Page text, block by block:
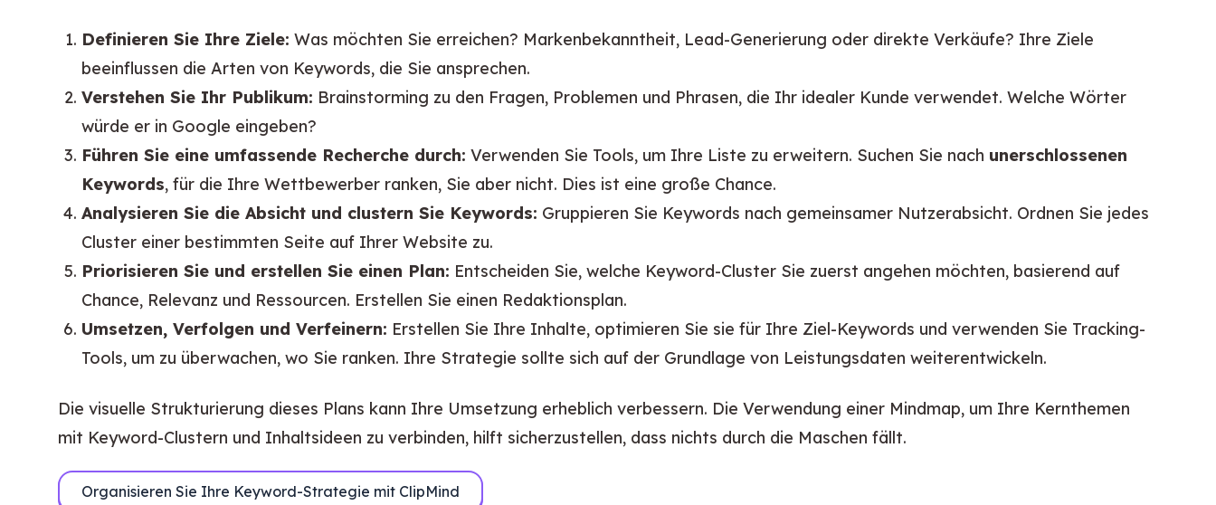
Definieren Sie Ihre Ziele: Was möchten Sie erreichen? Markenbekanntheit, Lead-Generierung oder direkte Verkäufe? Ihre Ziele
beeinflussen die Arten von Keywords, die Sie ansprechen.
Verstehen Sie Ihr Publikum: Brainstorming zu den Fragen, Problemen und Phrasen, die Ihr idealer Kunde verwendet. Welche Wörter
würde er in Google eingeben?
Führen Sie eine umfassende Recherche durch: Verwenden Sie Tools, um Ihre Liste zu erweitern. Suchen Sie nach unerschlossenen
Keywords, für die Ihre Wettbewerber ranken, Sie aber nicht. Dies ist eine große Chance.
Analysieren Sie die Absicht und clustern Sie Keywords: Gruppieren Sie Keywords nach gemeinsamer Nutzerabsicht. Ordnen Sie jedes
Cluster einer bestimmten Seite auf Ihrer Website zu.
Priorisieren Sie und erstellen Sie einen Plan: Entscheiden Sie, welche Keyword-Cluster Sie zuerst angehen möchten, basierend auf
Chance, Relevanz und Ressourcen. Erstellen Sie einen Redaktionsplan.
Umsetzen, Verfolgen und Verfeinern: Erstellen Sie Ihre Inhalte, optimieren Sie sie für Ihre Ziel-Keywords und verwenden Sie Tracking-
Tools, um zu überwachen, wo Sie ranken. Ihre Strategie sollte sich auf der Grundlage von Leistungsdaten weiterentwickeln.
Die visuelle Strukturierung dieses Plans kann Ihre Umsetzung erheblich verbessern. Die Verwendung einer Mindmap, um Ihre Kernthemen
mit Keyword-Clustern und Inhaltsideen zu verbinden, hilft sicherzustellen, dass nichts durch die Maschen fällt.
Organisieren Sie Ihre Keyword-Strategie mit ClipMind